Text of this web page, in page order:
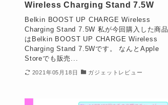
Wireless Charging Stand 7.5W
Belkin BOOST UP CHARGE Wireless
Charging Stand 7.5W 私が今回購入した商品
はBelkin BOOST UP CHARGE Wireless
Charging Stand 7.5Wです。 なんとApple
Storeでも販売...
2021年05月18日 ガジェットレビュー